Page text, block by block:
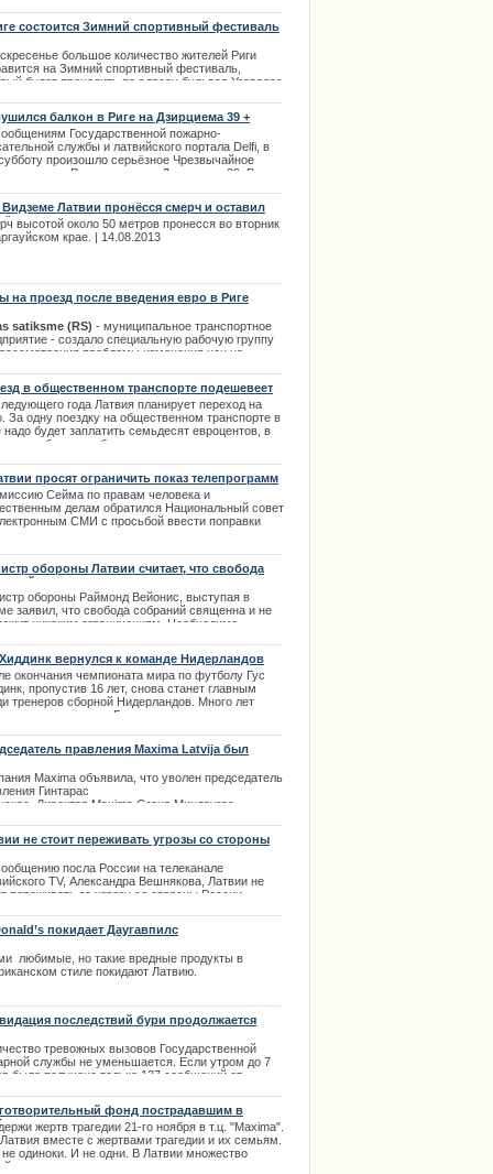
извинилось за нарушение
тыс. | 25.09.2013
состоится Зимний спортивный фестиваль
большое количество жителей Риги
на Зимний спортивный фестиваль,
будет проходить по адресу бульвар Узаварас
в соревнованиях совершенно бесплатны.
балкон в Риге на Дзирциема 39 +
пока что нетуГосударственной пожарно-
службы и латвийского портала Delfi, в
произошло серьёзное Чрезвычайное
в Риге, по адресу Дзирциема 39. В
который был в быстром порядке
| 01.09.2013
Латвии пронёсся смерч и оставил
разрушения
высотой около 50 метров пронесся во вторник
крае. | 14.08.2013
на проезд после введения евро в Риге
satiksme (RS) - муниципальное транспортное
- создало специальную рабочую группу
проблемы изменения цен на
в общественном транспорте подешевеет
года Латвия планирует переход на
За одну поездку на общественном транспорте в
надо будет заплатить семьдесят евроцентов, в
приобретение билета на проезд
просят ограничить показ телепрограмм
Сейма по правам человека и
делам обратился Национальный совет
СМИ с просьбой ввести поправки
обороны Латвии считает, что свобода
священна
обороны Раймонд Вейонис, выступая в
заявил, что свобода собраний священна и не
никаким ограничениям. Необходимо
вернулся к команде Нидерландов
окончания чемпионата мира по футболу Гус
пропустив 16 лет, снова станет главным
тренеров сборной Нидерландов. Много лет
с тех пор, когда Гус перестал заниматься
своей карьеры и именно здесь он начнет
правления Maxima Latvija был
Maxima объявила, что уволен председатель
Гинтарас
Директор Maxima Group Миндаугас
решение акционеров группы было вызвано
тяжелому
правления Maxima
Гинтараса Ясинскаса.
не стоит переживать угрозы со стороны
посла России на телеканале
TV, Александра Вешнякова, Латвии не
переживать за угрозу со стороны России.
покидает Даугавпилс
любимые, но такие вредные продукты в
стиле покидают Латвию.
последствий бури продолжается
тревожных вызовов Государственной
службы не уменьшается. Если утром до 7
было получено только 137 сообщений от
ураганом, то к половине девятого
спасатели столицы получили уже 173 вызова
с ликвидацией последствий стихии.
фонд пострадавшим в
жертв трагедии 21-го ноября в т.ц. "Maxima"
вместе с жертвами трагедии и их семьям.
не одиноки. И не одни В Латвии множество